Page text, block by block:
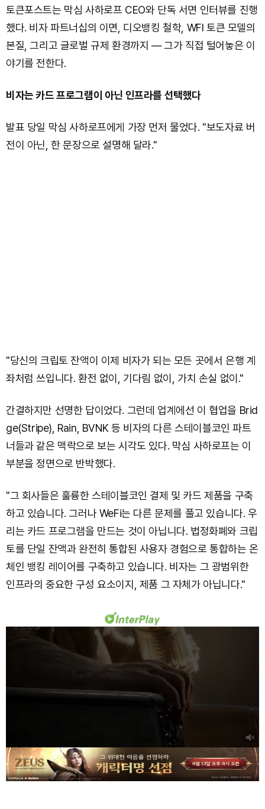
토큰포스트는 막심 사하로프 CEO와 단독 서면 인터뷰를 진행
했다. 비자 파트너십의 이면, 디오뱅킹 철학, WFI 토큰 모델의
본질, 그리고 글로벌 규제 환경까지 — 그가 직접 털어놓은 이
야기를 전한다.
비자는 카드 프로그램이 아닌 인프라를 선택했다
발표 당일 막심 사하로프에게 가장 먼저 물었다. "보도자료 버
전이 아닌, 한 문장으로 설명해 달라."
"당신의 크립토 잔액이 이제 비자가 되는 모든 곳에서 은행 계
좌처럼 쓰입니다. 환전 없이, 기다림 없이, 가치 손실 없이."
간결하지만 선명한 답이었다. 그런데 업계에선 이 협업을 Brid
ge(Stripe), Rain, BVNK 등 비자의 다른 스테이블코인 파트
너들과 같은 맥락으로 보는 시각도 있다. 막심 사하로프는 이
부분을 정면으로 반박했다.
"그 회사들은 훌륭한 스테이블코인 결제 및 카드 제품을 구축
하고 있습니다. 그러나 WeFi는 다른 문제를 풀고 있습니다. 우
리는 카드 프로그램을 만드는 것이 아닙니다. 법정화폐와 크립
토를 단일 잔액과 완전히 통합된 사용자 경험으로 통합하는 온
체인 뱅킹 레이어를 구축하고 있습니다. 비자는 그 광범위한
인프라의 중요한 구성 요소이지, 제품 그 자체가 아닙니다."